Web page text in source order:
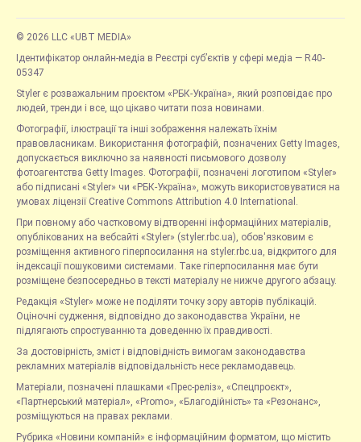
© 2026 LLC «UBT MEDIA»
Ідентифікатор онлайн-медіа в Реєстрі суб’єктів у сфері медіа — R40-
05347
Styler є розважальним проєктом «РБК-Україна», який розповідає про
людей, тренди і все, що цікаво читати поза новинами.
Фотографії, ілюстрації та інші зображення належать їхнім
правовласникам. Використання фотографій, позначених Getty Images,
допускається виключно за наявності письмового дозволу
фотоагентства Getty Images. Фотографії, позначені логотипом «Styler»
або підписані «Styler» чи «РБК-Україна», можуть використовуватися на
умовах ліцензії Creative Commons Attribution 4.0 International.
При повному або частковому відтворенні інформаційних матеріалів,
опублікованих на вебсайті «Styler» (styler.rbc.ua), обов'язковим є
розміщення активного гіперпосилання на styler.rbc.ua, відкритого для
індексації пошуковими системами. Таке гіперпосилання має бути
розміщене безпосередньо в тексті матеріалу не нижче другого абзацу.
Редакція «Styler» може не поділяти точку зору авторів публікацій.
Оціночні судження, відповідно до законодавства України, не
підлягають спростуванню та доведенню їх правдивості.
За достовірність, зміст і відповідність вимогам законодавства
рекламних матеріалів відповідальність несе рекламодавець.
Матеріали, позначені плашками «Прес-реліз», «Спецпроєкт»,
«Партнерський матеріал», «Promo», «Благодійність» та «Резонанс»,
розміщуються на правах реклами.
Рубрика «Новини компаній» є інформаційним форматом, що містить